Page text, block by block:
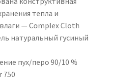
тепла и
— Complex Cloth
натуральный гусиный
пух/перо 90/10 %
750